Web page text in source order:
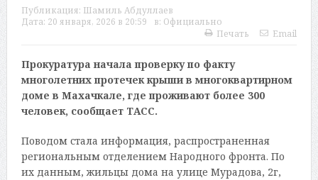
Публикация: Шамиль Абдуллаев
Дата: 20 января, 2026 в 20:59 в: Официально
Печать
Email
Прокуратура начала проверку по факту
многолетних протечек крыши в многоквартирном
доме в Махачкале, где проживают более 300
человек, сообщает ТАСС.
Поводом стала информация, распространенная
региональным отделением Народного фронта. По
их данным, жильцы дома на улице Мурадова, 2г,